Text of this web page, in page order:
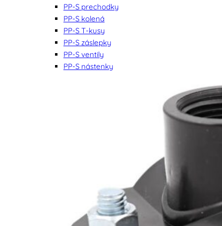
PP-S prechodky
PP-S kolená
PP-S T-kusy
PP-S záslepky
PP-S ventily
PP-S nástenky